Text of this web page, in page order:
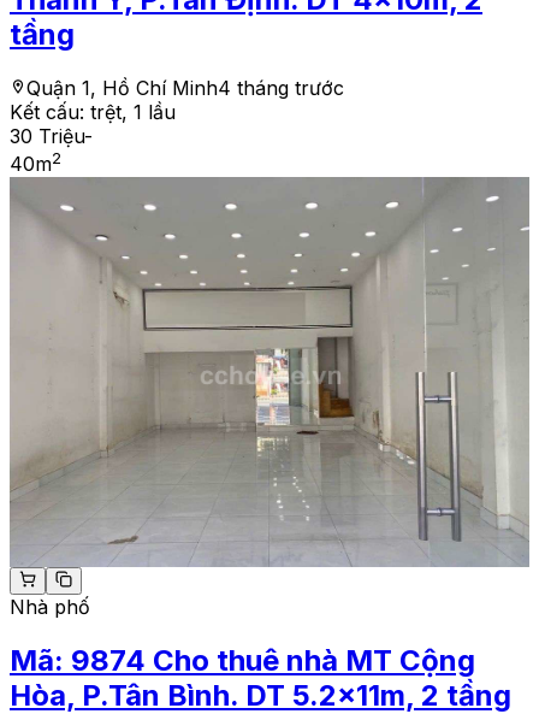
tầng
Quận 1, Hồ Chí Minh4 tháng trước
Kết cấu: trệt, 1 lầu
30 Triệu-
40m2
Nhà phố
Mã: 9874 Cho thuê nhà MT Cộng
Hòa, P.Tân Bình. DT 5.2x11m, 2 tầng